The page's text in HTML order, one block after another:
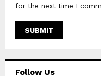
for the next time I
Follow Us